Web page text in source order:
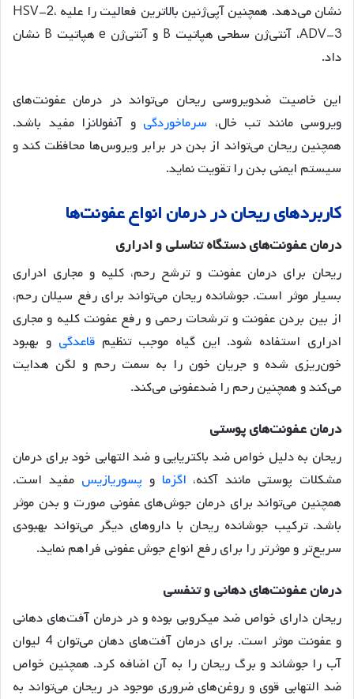
نشان می‌دهد. همچنین آپی‌ژنین بالاترین فعالیت را علیه HSV-2،
ADV-3، آنتی‌ژن سطحی هپاتیت B و آنتی‌ژن e هپاتیت B نشان
داد.
این خاصیت ضدویروسی ریحان می‌تواند در درمان عفونت‌های
ویروسی مانند تب خال، سرماخوردگی و آنفولانزا مفید باشد.
همچنین ریحان می‌تواند از بدن در برابر ویروس‌ها محافظت کند و
سیستم ایمنی بدن را تقویت نماید.
کاربردهایریحاندردرمان انواععفونتها
درمانعفونتهایدستگاهتناسلیوادراری
ریحان برای درمان عفونت و ترشح رحم، کلیه و مجاری ادراری
بسیار موثر است. جوشانده ریحان می‌تواند برای رفع سیلان رحم،
از بین بردن عفونت و ترشحات رحمی و رفع عفونت کلیه و مجاری
ادراری استفاده شود. این گیاه موجب تنظیم قاعدگی و بهبود
خون‌ریزی شده و جریان خون را به سمت رحم و لگن هدایت
می‌کند و همچنین رحم را ضدعفونی می‌کند.
درمانعفونتهایپوستی
ریحان به دلیل خواص ضد باکتریایی و ضد التهابی خود برای درمان
مشکلات پوستی مانند آکنه، اگزما و پسوریازیس مفید است.
همچنین می‌تواند برای درمان جوش‌های عفونی صورت و بدن موثر
باشد. ترکیب جوشانده ریحان با داروهای دیگر می‌تواند بهبودی
سریع‌تر و موثرتر را برای رفع انواع جوش عفونی فراهم نماید.
درمانعفونتهایدهانیوتنفسی
ریحان دارای خواص ضد میکروبی بوده و در درمان آفت‌های دهانی
و عفونت موثر است. برای درمان آفت‌های دهان می‌توان 4 لیوان
آب را جوشاند و برگ ریحان را به آن اضافه کرد. همچنین خواص
ضد التهابی قوی و روغن‌های ضروری موجود در ریحان می‌تواند به